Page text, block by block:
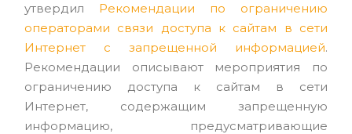
утвердил Рекомендации по ограничению
операторами связи доступа к сайтам в сети
Интернет с запрещенной информацией.
Рекомендации описывают мероприятия по
ограничению доступа к сайтам в сети
Интернет, содержащим запрещенную
информацию, предусматривающие